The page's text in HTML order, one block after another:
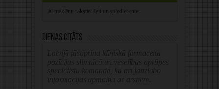
Dienas citāts